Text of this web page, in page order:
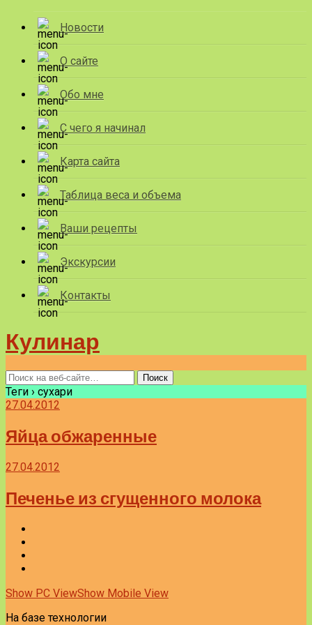
Новости
О сайте
Обо мне
С чего я начинал
Карта сайта
Таблица веса и объема
Ваши рецепты
Экскурсии
Контакты
Кулинар
Теги › сухари
27.04.2012
Яйца обжаренные
27.04.2012
Печенье из сгущенного молока
Show PC ViewShow Mobile View
На базе технологии